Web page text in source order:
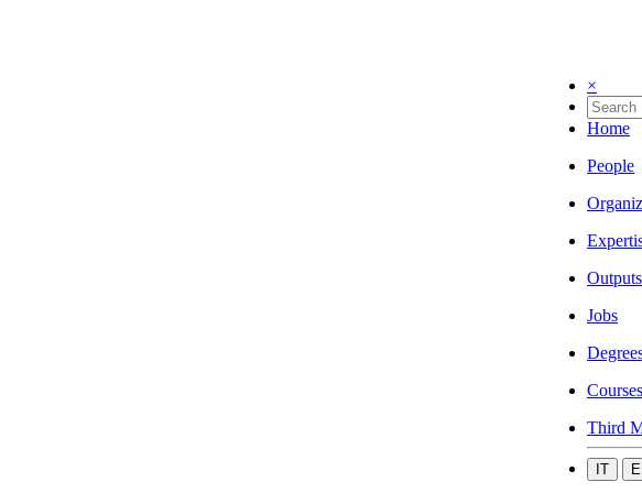
×
Home
People
Outputs
Jobs
Courses
Third
IT